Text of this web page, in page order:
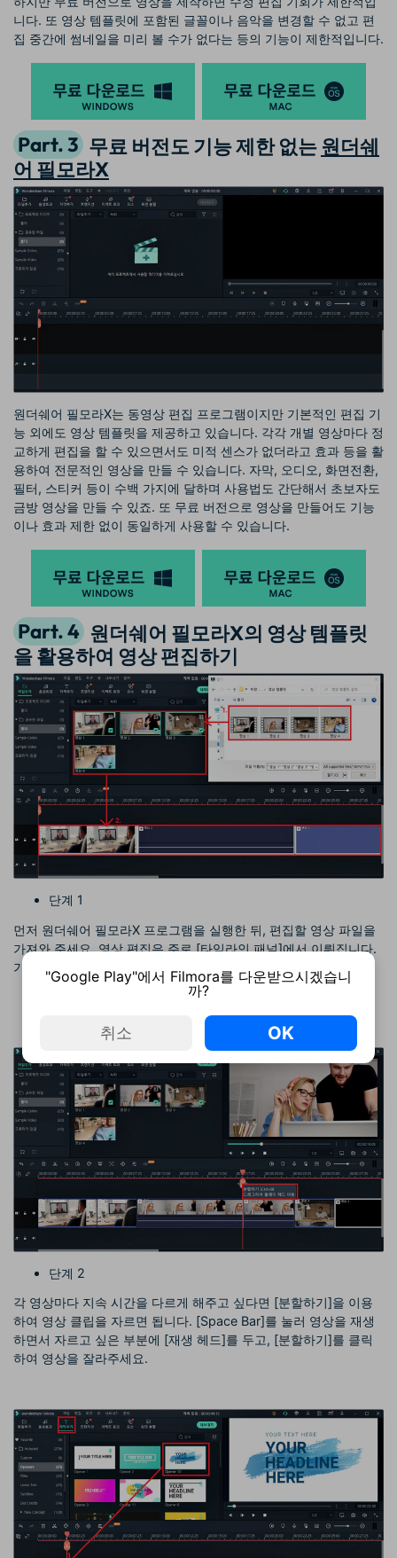
니다. 또 영상 템플릿에 포함된 글꼴이나 음악을 변경할 수 없고 편
집 중간에 썸네일을 미리 볼 수가 없다는 등의 기능이 제한적입니다.
Part. 3 무료 버전도 기능 제한 없는 원더쉐
어 필모라X
원더쉐어 필모라X는 동영상 편집 프로그램이지만 기본적인 편집 기
능 외에도 영상 템플릿을 제공하고 있습니다. 각각 개별 영상마다 정
교하게 편집을 할 수 있으면서도 미적 센스가 없더라고 효과 등을 활
용하여 전문적인 영상을 만들 수 있습니다. 자막, 오디오, 화면전환,
필터, 스티커 등이 수백 가지에 달하며 사용법도 간단해서 초보자도
금방 영상을 만들 수 있죠. 또 무료 버전으로 영상을 만들어도 기능
이나 효과 제한 없이 동일하게 사용할 수 있습니다.
Part. 4 원더쉐어 필모라X의 영상 템플릿
을 활용하여 영상 편집하기
단계 1
먼저 원더쉐어 필모라X 프로그램을 실행한 뒤, 편집할 영상 파일을
가져와 주세요. 영상 편집은 주로 [타임라인 패널]에서 이뤄집니다.
가져온 영상 파일을 타임라인 패널에 등록시켜 주세요.
단계 2
각 영상마다 지속 시간을 다르게 해주고 싶다면 [분할하기]을 이용
하여 영상 클립을 자르면 됩니다. [Space Bar]를 눌러 영상을 재생
하면서 자르고 싶은 부분에 [재생 헤드]를 두고, [분할하기]를 클릭
하여 영상을 잘라주세요.
"Google Play"에서 Filmora를 다운받으시겠습니
까?
취소 OK